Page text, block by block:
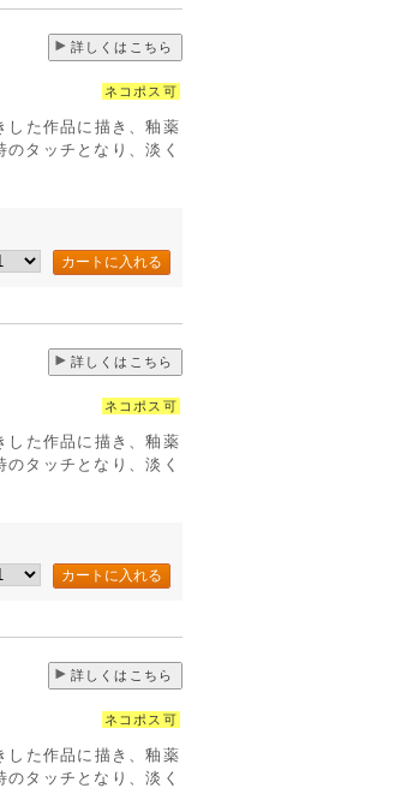
詳しくはこちら
ネコポス可
した作品に描き、釉薬
タッチとなり、淡く
詳しくはこちら
ネコポス可
した作品に描き、釉薬
タッチとなり、淡く
詳しくはこちら
ネコポス可
した作品に描き、釉薬
タッチとなり、淡く